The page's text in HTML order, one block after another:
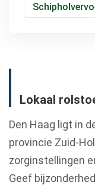
Lokaal
Den Haag ligt in
provincie Zuid-
zorginstellingen
Geef